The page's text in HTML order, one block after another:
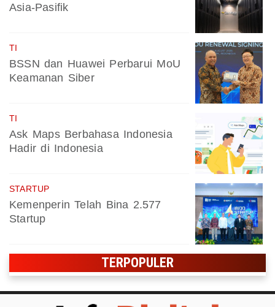
Asia-Pasifik
TI
BSSN dan Huawei Perbarui MoU
Keamanan Siber
TI
Ask Maps Berbahasa Indonesia
Hadir di Indonesia
STARTUP
Kemenperin Telah Bina 2.577
Startup
TERPOPULER